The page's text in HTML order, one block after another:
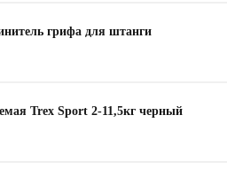
грифа для штанги
Trex Sport 2-11,5кг черный